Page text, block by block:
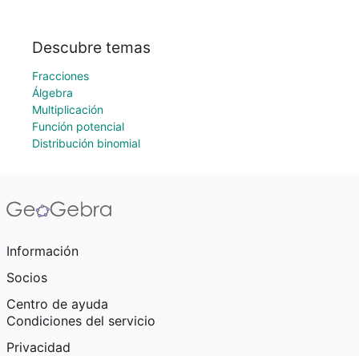
Descubre temas
Fracciones
Álgebra
Multiplicación
Función potencial
Distribución binomial
Información
Socios
Centro de ayuda
Condiciones del servicio
Privacidad